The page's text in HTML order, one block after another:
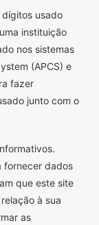
dígitos usado
instituição
nos sistemas
(APCS) e
fazer
junto com o
fornecer dados
que este site
à sua
as